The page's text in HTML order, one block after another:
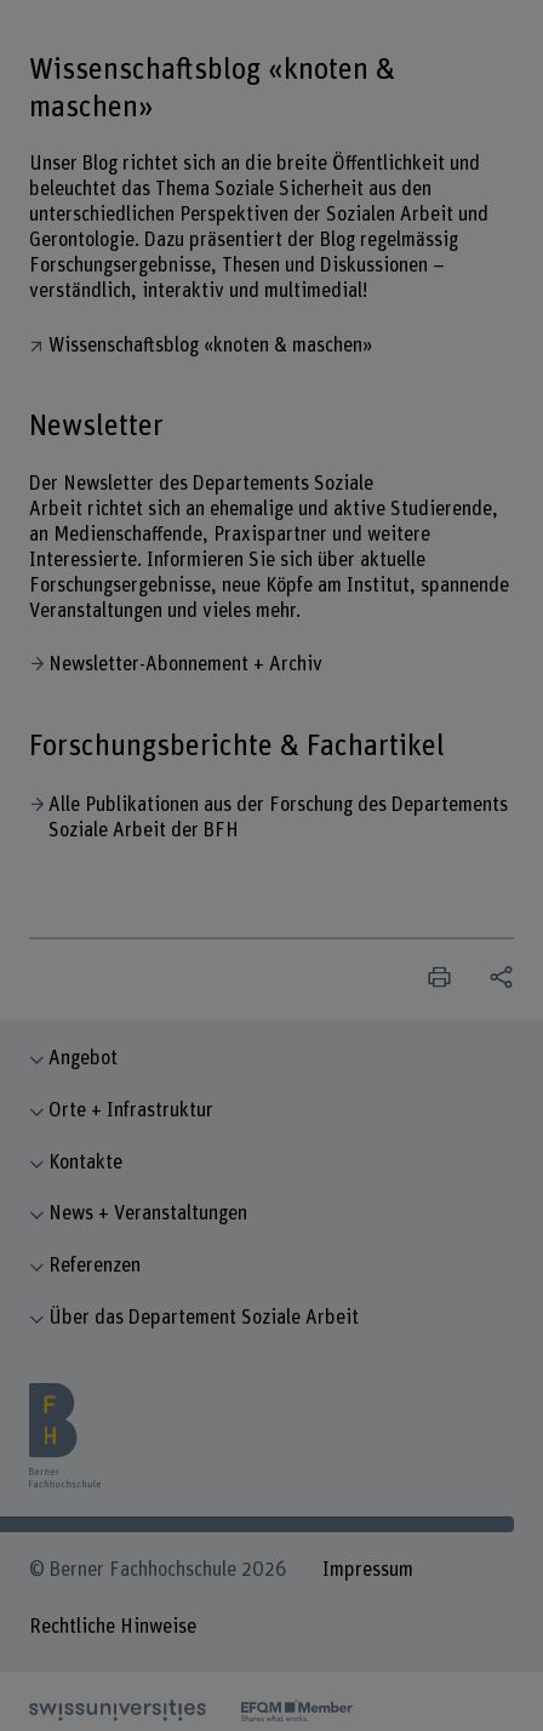
Wissenschaftsblog «knoten &
maschen»
Unser Blog richtet sich an die breite Öffentlichkeit und
beleuchtet das Thema Soziale Sicherheit aus den
unterschiedlichen Perspektiven der Sozialen Arbeit und
Gerontologie. Dazu präsentiert der Blog regelmässig
Forschungsergebnisse, Thesen und Diskussionen –
verständlich, interaktiv und multimedial!
Wissenschaftsblog «knoten & maschen»
Newsletter
Der Newsletter des Departements Soziale
Arbeit richtet sich an ehemalige und aktive Studierende,
an Medienschaffende, Praxispartner und weitere
Interessierte. Informieren Sie sich über aktuelle
Forschungsergebnisse, neue Köpfe am Institut, spannende
Veranstaltungen und vieles mehr.
Newsletter-Abonnement + Archiv
Forschungsberichte & Fachartikel
Alle Publikationen aus der Forschung des Departements
Soziale Arbeit der BFH
Angebot
Orte + Infrastruktur
Kontakte
News + Veranstaltungen
Referenzen
Über das Departement Soziale Arbeit
© Berner Fachhochschule 2026 Impressum
Rechtliche Hinweise